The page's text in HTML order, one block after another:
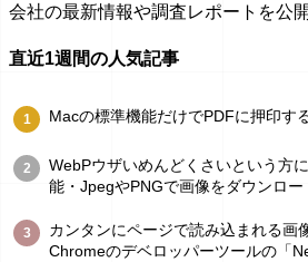
会社の最新情報や調査レポートを公開
直近1週間の人気記事
1 Macの標準機能だけでPDFに押印す
2
WebPウザいめんどくさいという方
能・JpegやPNGで画像をダウンロー
3
カンタンにページで読み込まれる画
Chromeのデベロッパーツールの「